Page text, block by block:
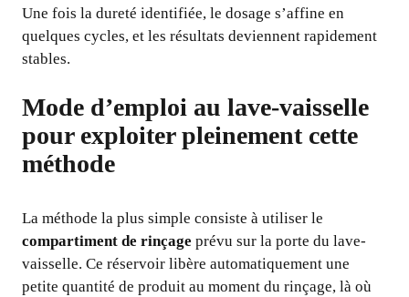
Une fois la dureté identifiée, le dosage s’affine en
quelques cycles, et les résultats deviennent rapidement
stables.
Mode d’emploi au lave-vaisselle
pour exploiter pleinement cette
méthode
La méthode la plus simple consiste à utiliser le
compartiment de rinçage prévu sur la porte du lave-
vaisselle. Ce réservoir libère automatiquement une
petite quantité de produit au moment du rinçage, là où